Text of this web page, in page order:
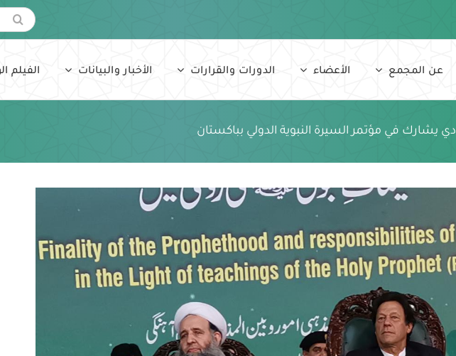
البحث
عن:
عن المجمع الأعضاء الدورات والقرارات الأخبار والبيانات الفيلم
يشارك في مؤتمر السيرة النبوية الدولي بباكستان